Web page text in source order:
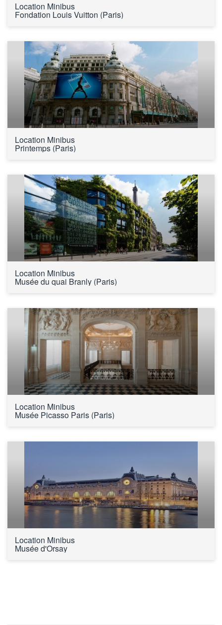
Location Minibus
Fondation Louis Vuitton (Paris)
Location Minibus
Printemps (Paris)
Location Minibus
Musée du quai Branly (Paris)
Location Minibus
Musée Picasso Paris (Paris)
Location Minibus
Musée d'Orsay